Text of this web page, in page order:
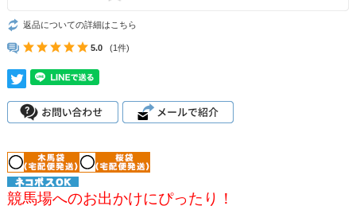
返品についての詳細はこちら
5.0 (1件)
競馬場へのお出かけにぴったり！